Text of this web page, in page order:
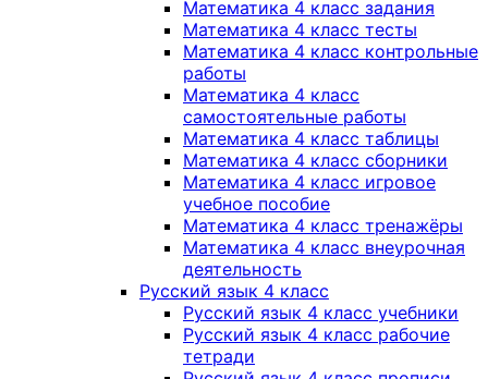
Математика 4 класс задания
Математика 4 класс тесты
Математика 4 класс контрольные
работы
Математика 4 класс
самостоятельные работы
Математика 4 класс таблицы
Математика 4 класс сборники
Математика 4 класс игровое
учебное пособие
Математика 4 класс тренажёры
Математика 4 класс внеурочная
деятельность
Русский язык 4 класс
Русский язык 4 класс учебники
Русский язык 4 класс рабочие
тетради